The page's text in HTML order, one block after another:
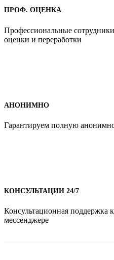
ПРОФ. ОЦЕНКА
Профессиональные
оценки и переработки
АНОНИМНО
Гарантируем полную
КОНСУЛЬТАЦИИ 24/7
Консультационная поддержка
мессенджере